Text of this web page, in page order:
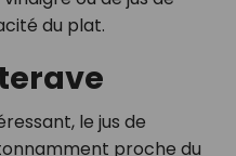
du plat.
le jus de
proche du